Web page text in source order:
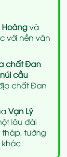
và
với nền văn
chất Đan
cầu
chất Đan
Vạn Lý
lâu đài
tháp, tường
khác